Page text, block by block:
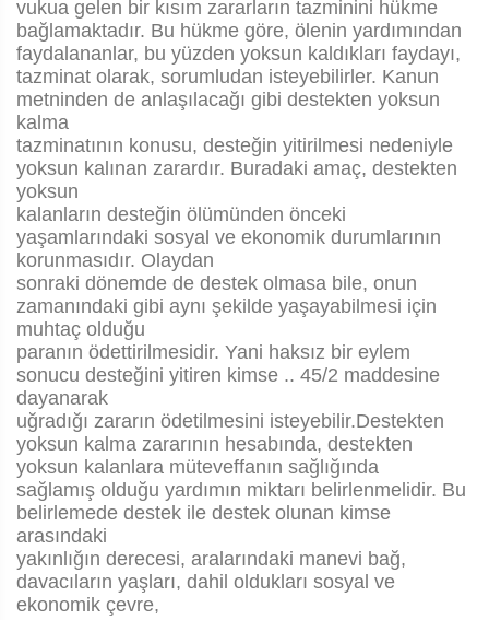
vukua gelen bir kısım zararların tazminini hükme
bağlamaktadır. Bu hükme göre, ölenin yardımından
faydalananlar, bu yüzden yoksun kaldıkları faydayı,
tazminat olarak, sorumludan isteyebilirler. Kanun
metninden de anlaşılacağı gibi destekten yoksun
kalma
tazminatının konusu, desteğin yitirilmesi nedeniyle
yoksun kalınan zarardır. Buradaki amaç, destekten
yoksun
kalanların desteğin ölümünden önceki
yaşamlarındaki sosyal ve ekonomik durumlarının
korunmasıdır. Olaydan
sonraki dönemde de destek olmasa bile, onun
zamanındaki gibi aynı şekilde yaşayabilmesi için
muhtaç olduğu
paranın ödettirilmesidir. Yani haksız bir eylem
sonucu desteğini yitiren kimse .. 45/2 maddesine
dayanarak
uğradığı zararın ödetilmesini isteyebilir.Destekten
yoksun kalma zararının hesabında, destekten
yoksun kalanlara müteveffanın sağlığında
sağlamış olduğu yardımın miktarı belirlenmelidir. Bu
belirlemede destek ile destek olunan kimse
arasındaki
yakınlığın derecesi, aralarındaki manevi bağ,
davacıların yaşları, dahil oldukları sosyal ve
ekonomik çevre,